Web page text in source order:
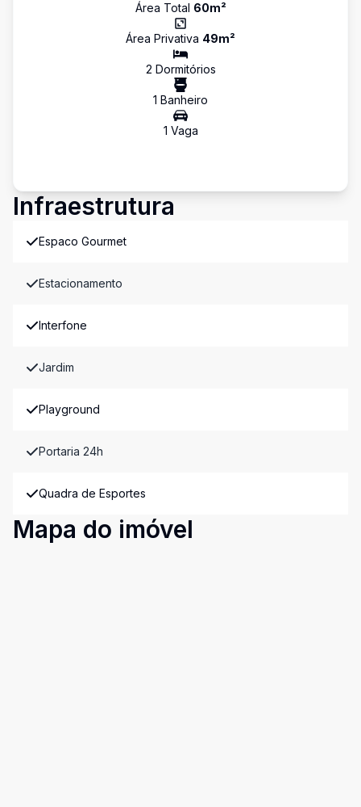
Área Total 60m²
Área Privativa 49m²
2 Dormitórios
1 Banheiro
1 Vaga
Infraestrutura
Espaco Gourmet
Estacionamento
Interfone
Jardim
Playground
Portaria 24h
Quadra de Esportes
Mapa do imóvel